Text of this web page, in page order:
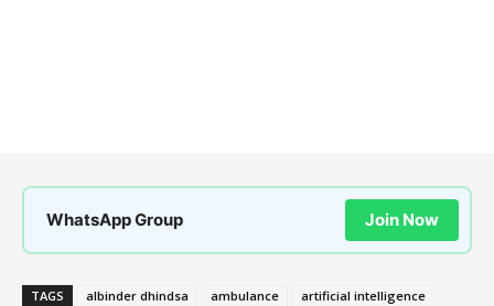
WhatsApp Group Join Now
TAGS albinder dhindsa ambulance
artificial intelligence